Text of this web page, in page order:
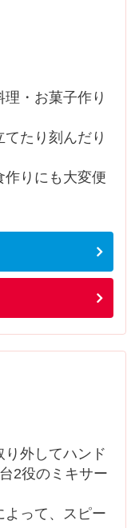
・お菓子作り
たり刻んだり
作りにも大変便
外してハンド
2役のミキサー
よって、スピー